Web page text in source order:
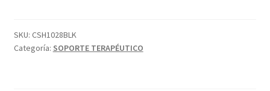
𝐕𝐈𝐕𝐄
𝐇𝐄𝐀𝐋𝐓𝐇
SKU: CSH1028BLK
Categoría: SOPORTE TERAPÉUTICO